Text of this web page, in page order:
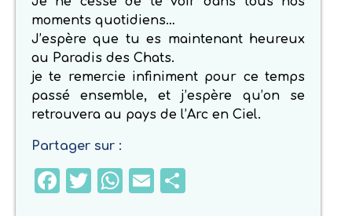
moments quotidiens…
J’espère que tu es maintenant heureux
au Paradis des Chats.
je te remercie infiniment pour ce temps
passé ensemble, et j’espère qu’on se
retrouvera au pays de l’Arc en Ciel.
Partager sur :
Facebook
Twitter
WhatsApp
Email